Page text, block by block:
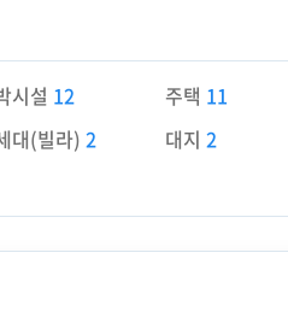
시설 12 주택 11
대(빌라) 2 대지 2